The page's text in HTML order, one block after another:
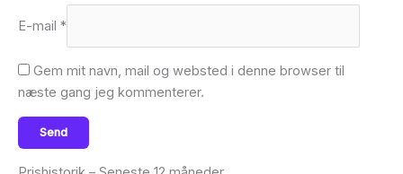
E-mail *
Gem mit navn, mail og websted i denne browser til
næste gang jeg kommenterer.